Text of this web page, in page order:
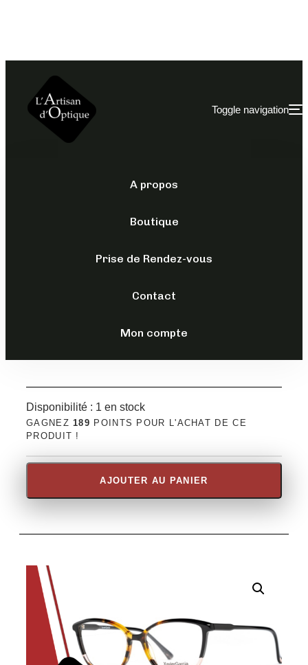
Toggle navigation
A propos
Boutique
Prise de Rendez-vous
Contact
Mon compte
GARCIA
MARTINA
189,00
Disponibilité : 1 en stock
GAGNEZ189 POINTS POUR L'ACHAT DE CE
PRODUIT !
AJOUTER AU PANIER